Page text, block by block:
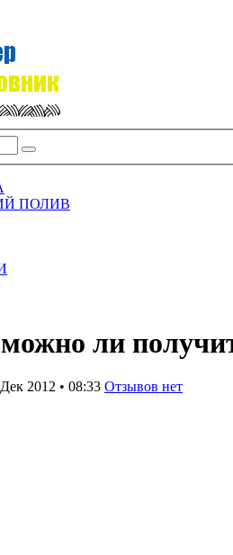
ПОЛИВ
ли
2012 • 08:33 Отзывов нет